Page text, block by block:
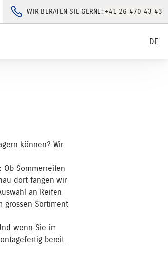
WIR BERATEN SIE GERNE: +41 26 470 43 43
DE
können? Wir
Ob Sommerreifen
dort fangen wir
an Reifen
grossen Sortiment
wenn Sie im
bereit.